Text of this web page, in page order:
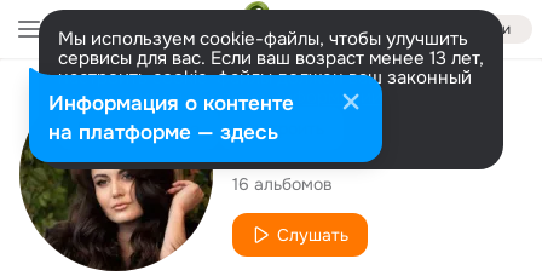
Войти
Мы используем cookie-файлы, чтобы улучшить
сервисы для вас. Если ваш возраст менее 13 лет,
настроить cookie-файлы должен ваш законный
представитель. Больше информации
Разрешить все Настроить
Исполнитель
Наталія Рязанова
16 альбомов
Слушать
Информация о контенте
на платформе — здесь